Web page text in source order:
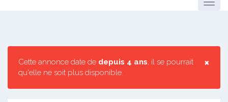
×
Cette annonce date de depuis 4 ans, il se pourrait
qu'elle ne soit plus disponible.